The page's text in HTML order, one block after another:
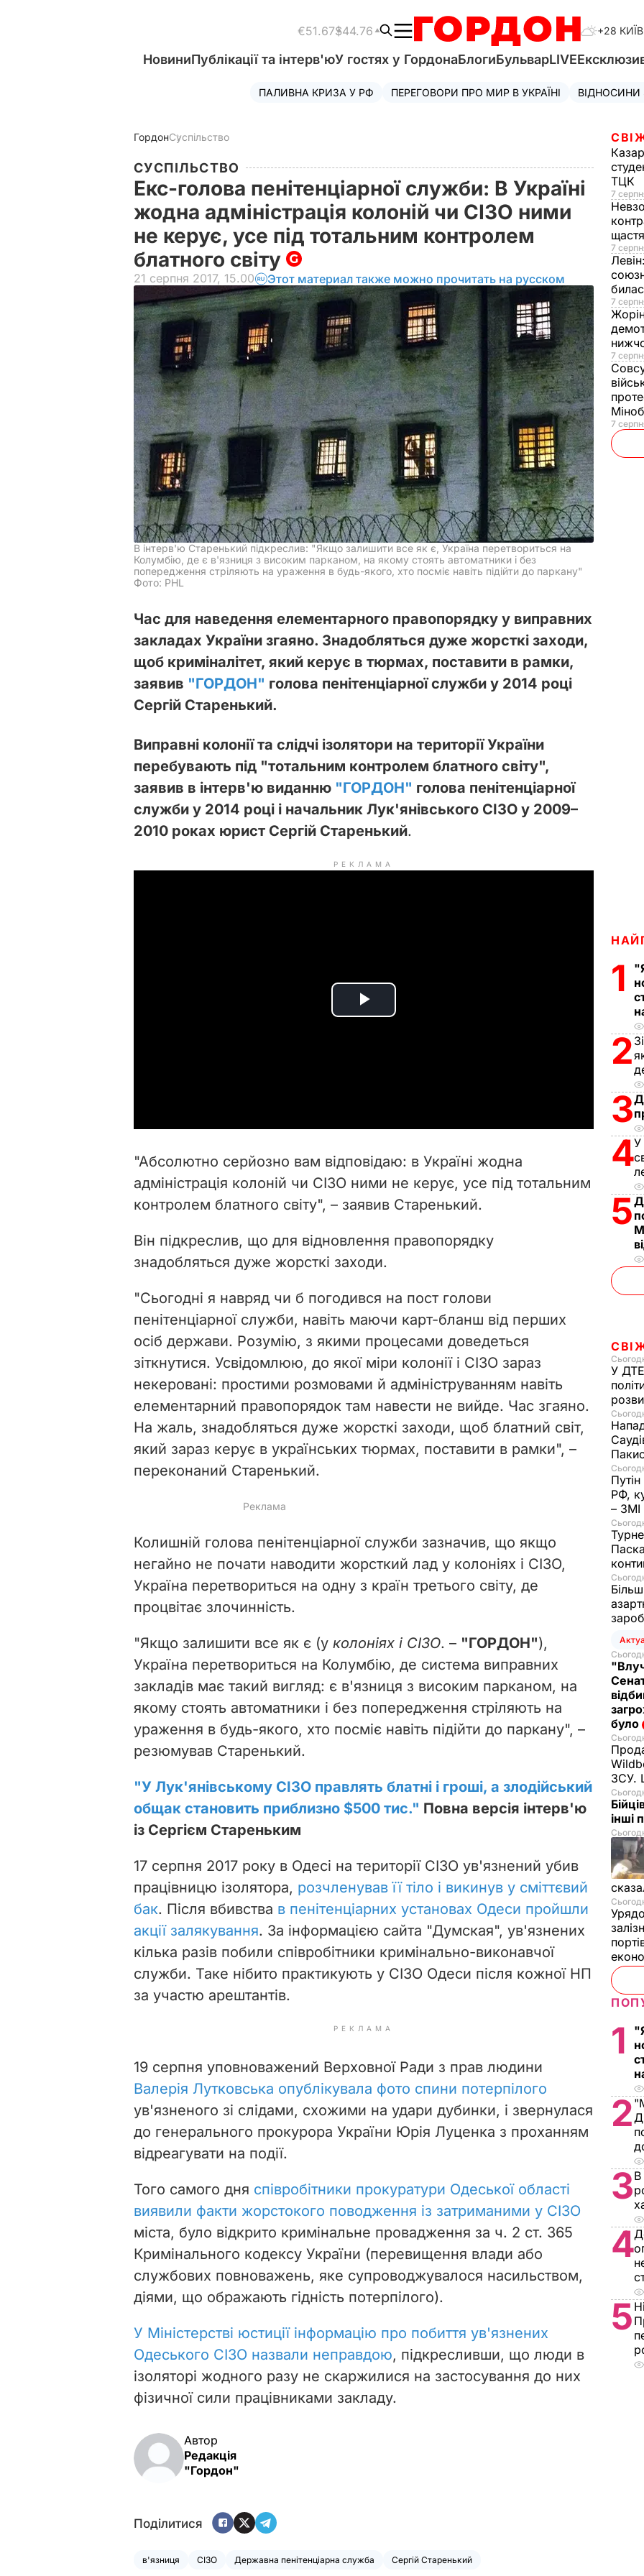
€51.67$44.76 +28 КИЇВ
НовиниПублікації та інтерв'юУ гостях у ГордонаБлогиБульварLIVE
ПАЛИВНА КРИЗА У РФ ПЕРЕГОВОРИ ПРО МИР В УКРАЇНІ
ГордонСуспільство
СУСПІЛЬСТВО
Екс-голова пенітенціарної служби: В Україні
жодна адміністрація колоній чи СІЗО ними
не керує, усе під тотальним контролем
блатного світу
21 серпня 2017, 15.00 Этот материал также можно прочитать на русском
В інтерв'ю Старенький підкреслив: "Якщо залишити все як є, Україна перетвориться на
Колумбію, де є в'язниця з високим парканом, на якому стоять автоматники і без
попередження стріляють на ураження в будь-якого, хто посміє навіть підійти до паркану"
Фото: PHL
Час для наведення елементарного правопорядку у виправних
закладах України згаяно. Знадобляться дуже жорсткі заходи,
щоб криміналітет, який керує в тюрмах, поставити в рамки,
заявив "ГОРДОН" голова пенітенціарної служби у 2014 році
Сергій Старенький.
Виправні колонії та слідчі ізолятори на території України
перебувають під "тотальним контролем блатного світу",
заявив в інтерв'ю виданню "ГОРДОН" голова пенітенціарної
служби у 2014 році і начальник Лук'янівського СІЗО у 2009–
2010 роках юрист Сергій Старенький.
РЕКЛАМА
P
i
d
e
o
"Абсолютно серйозно вам відповідаю: в Україні жодна
адміністрація колоній чи СІЗО ними не керує, усе під тотальним
контролем блатного світу", – заявив Старенький.
Він підкреслив, що для відновлення правопорядку
знадобляться дуже жорсткі заходи.
"Сьогодні я навряд чи б погодився на пост голови
пенітенціарної служби, навіть маючи карт-бланш від перших
осіб держави. Розумію, з якими процесами доведеться
зіткнутися. Усвідомлюю, до якої міри колонії і СІЗО зараз
некеровані: простими розмовами й адмініструванням навіть
елементарний правопорядок там навести не вийде. Час згаяно.
На жаль, знадобляться дуже жорсткі заходи, щоб блатний світ,
який зараз керує в українських тюрмах, поставити в рамки", –
переконаний Старенький.
Колишній голова пенітенціарної служби зазначив, що якщо
негайно не почати наводити жорсткий лад у колоніях і СІЗО,
Україна перетвориться на одну з країн третього світу, де
процвітає злочинність.
"Якщо залишити все як є (у колоніях і СІЗО. – "ГОРДОН"),
Україна перетвориться на Колумбію, де система виправних
закладів має такий вигляд: є в'язниця з високим парканом, на
якому стоять автоматники і без попередження стріляють на
ураження в будь-якого, хто посміє навіть підійти до паркану", –
резюмував Старенький.
"У Лук'янівському СІЗО правлять блатні і гроші, а злодійський
общак становить приблизно $500 тис." Повна версія інтерв'ю
із Сергієм Стареньким
17 серпня 2017 року в Одесі на території СІЗО ув'язнений убив
працівницю ізолятора, розчленував її тіло і викинув у сміттєвий
бак. Після вбивства в пенітенціарних установах Одеси пройшли
акції залякування. За інформацією сайта "Думская", ув'язнених
кілька разів побили співробітники кримінально-виконавчої
служби. Таке нібито практикують у СІЗО Одеси після кожної НП
за участю арештантів.
РЕКЛАМА
19 серпня уповноважений Верховної Ради з прав людини
Валерія Лутковська опублікувала фото спини потерпілого
ув'язненого зі слідами, схожими на удари дубинки, і звернулася
до генерального прокурора України Юрія Луценка з проханням
відреагувати на події.
Того самого дня співробітники прокуратури Одеської області
виявили факти жорстокого поводження із затриманими у СІЗО
міста, було відкрито кримінальне провадження за ч. 2 ст. 365
Кримінального кодексу України (перевищення влади або
службових повноважень, яке супроводжувалося насильством,
діями, що ображають гідність потерпілого).
У Міністерстві юстиції інформацію про побиття ув'язнених
Одеського СІЗО назвали неправдою, підкресливши, що люди в
ізоляторі жодного разу не скаржилися на застосування до них
фізичної сили працівниками закладу.
Автор
Редакція
"Гордон"
Поділитися
в'язниця СІЗО Державна пенітенціарна служба Сергій Старенький
ТЦК
7
щастя
7
Левін:
7
7
7
1
2
3
4У
5
У
РФ,
– ЗМІ
було
ЗСУ.
інші
1
2
3В
4
5